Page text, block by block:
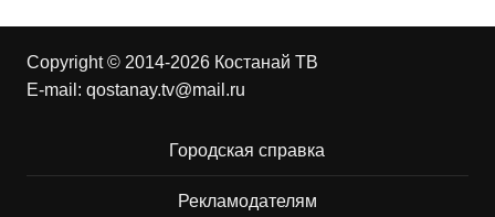
Copyright © 2014-2026 Костанай ТВ
E-mail: qostanay.tv@mail.ru
Городская справка
Рекламодателям